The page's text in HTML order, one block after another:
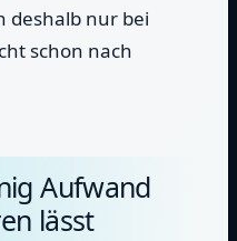
deshalb nur bei
schon nach
Aufwand
lässt